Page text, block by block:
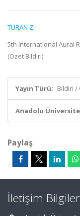
TURAN Z.
5th International Aural
(Özet Bildiri)
Yayın Türü: Bildiri /
Anadolu
Paylaş
İletişim